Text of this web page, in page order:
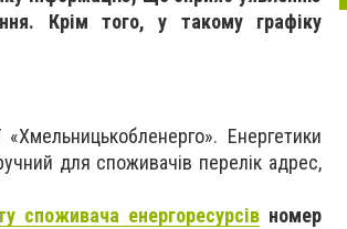
Крім того, у такому графіку
Енергетики
для споживачів перелік адрес,
споживача енергоресурсів номер